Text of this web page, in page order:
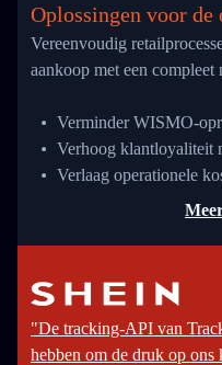
Oplossingen voor
Vereenvoudig
aankoop met een
Verminder WISMO-
Verhoog klantloyaliteit
Verlaag operationele
"De tracking-API van
hebben om de druk op ons